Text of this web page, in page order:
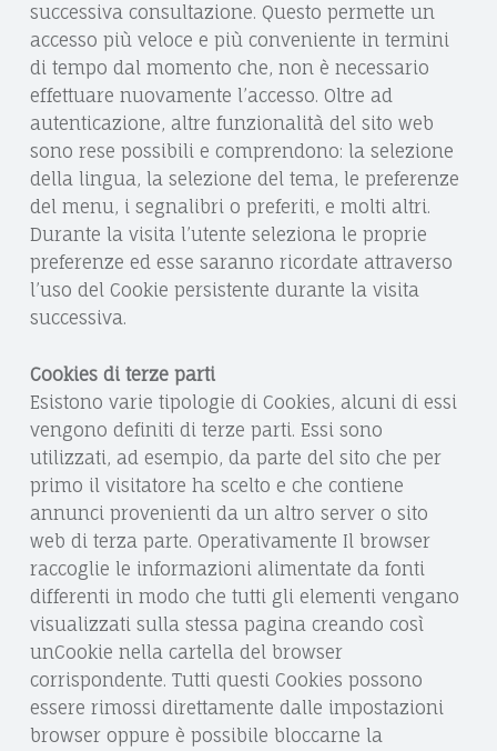
successiva consultazione. Questo permette un
accesso più veloce e più conveniente in termini
di tempo dal momento che, non è necessario
effettuare nuovamente l’accesso. Oltre ad
autenticazione, altre funzionalità del sito web
sono rese possibili e comprendono: la selezione
della lingua, la selezione del tema, le preferenze
del menu, i segnalibri o preferiti, e molti altri.
Durante la visita l’utente seleziona le proprie
preferenze ed esse saranno ricordate attraverso
l’uso del Cookie persistente durante la visita
successiva.
Cookies di terze parti
Esistono varie tipologie di Cookies, alcuni di essi
vengono definiti di terze parti. Essi sono
utilizzati, ad esempio, da parte del sito che per
primo il visitatore ha scelto e che contiene
annunci provenienti da un altro server o sito
web di terza parte. Operativamente Il browser
raccoglie le informazioni alimentate da fonti
differenti in modo che tutti gli elementi vengano
visualizzati sulla stessa pagina creando così
unCookie nella cartella del browser
corrispondente. Tutti questi Cookies possono
essere rimossi direttamente dalle impostazioni
browser oppure è possibile bloccarne la